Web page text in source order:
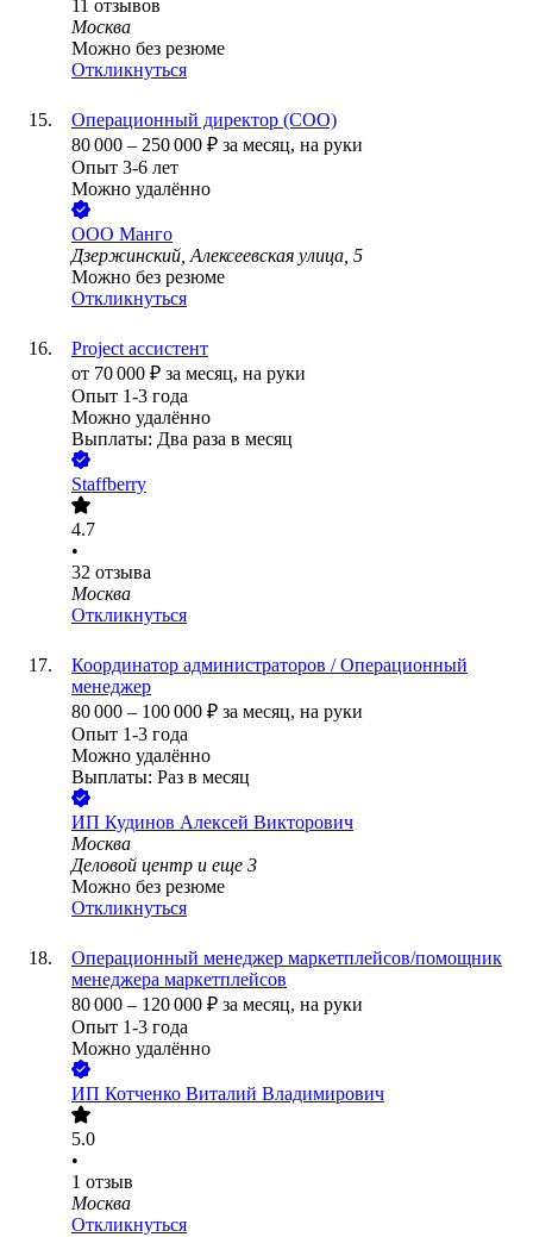
11 отзывов
Москва
Можно без резюме
Откликнуться
Операционный директор (COO)
80 000 – 250 000 ₽ за месяц, на руки
Опыт 3-6 лет
Можно удалённо
ООО Манго
Дзержинский, Алексеевская улица, 5
Можно без резюме
Откликнуться
Project ассистент
от 70 000 ₽ за месяц, на руки
Опыт 1-3 года
Можно удалённо
Выплаты: Два раза в месяц
Staffberry
4.7
•
32 отзыва
Москва
Откликнуться
Координатор администраторов / Операционный
менеджер
80 000 – 100 000 ₽ за месяц, на руки
Опыт 1-3 года
Можно удалённо
Выплаты: Раз в месяц
ИП Кудинов Алексей Викторович
Москва
Деловой центр и еще 3
Можно без резюме
Откликнуться
Операционный менеджер маркетплейсов/помощник
менеджера маркетплейсов
80 000 – 120 000 ₽ за месяц, на руки
Опыт 1-3 года
Можно удалённо
ИП Котченко Виталий Владимирович
5.0
•
1 отзыв
Москва
Откликнуться